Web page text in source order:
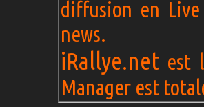
diffusion en Live
news.
iRallye.net est
Manager est